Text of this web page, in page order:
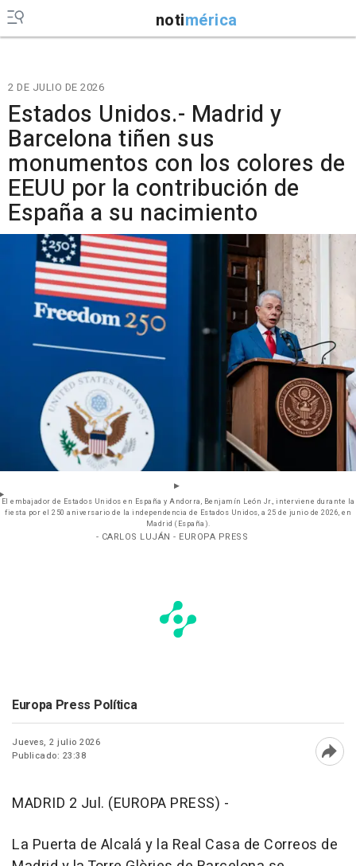
notimérica
2 DE JULIO DE 2026
Estados Unidos.- Madrid y
Barcelona tiñen sus
monumentos con los colores de
EEUU por la contribución de
España a su nacimiento
El embajador de Estados Unidos en España y Andorra, Benjamín León Jr., interviene durante la
fiesta por el 250 aniversario de la independencia de Estados Unidos, a 25 de junio de 2026, en
Madrid (España).
- CARLOS LUJÁN - EUROPA PRESS
Europa Press Política
Jueves, 2 julio 2026
Publicado: 23:38
MADRID 2 Jul. (EUROPA PRESS) -
La Puerta de Alcalá y la Real Casa de Correos de